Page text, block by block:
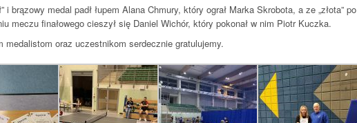
i brązowy medal padł łupem Alana Chmury, który ograł Marka Skrobota, a ze „złota” po
meczu finałowego cieszył się Daniel Wichór, który pokonał w nim Piotr Kuczka.
medalistom oraz uczestnikom serdecznie gratulujemy.